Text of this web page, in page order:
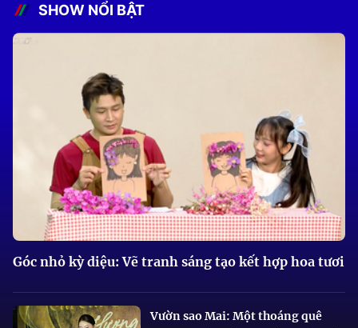
SHOW NỔI BẬT
Góc nhỏ kỳ diệu: Vẽ tranh sáng tạo kết hợp hoa tươi
Vườn sao Mai: Một thoáng quê